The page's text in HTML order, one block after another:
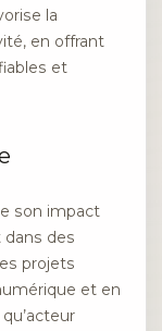
la
en offrant
et
son impact
des
projets
et en